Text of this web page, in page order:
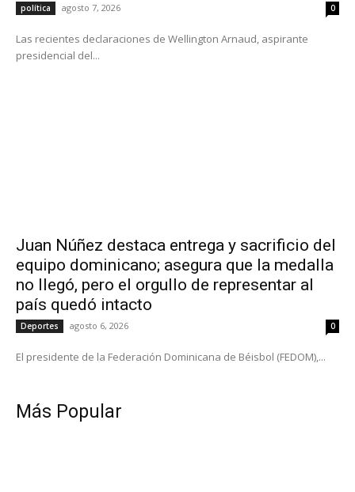
política agosto 7, 2026 0
Las recientes declaraciones de Wellington Arnaud, aspirante
presidencial del...
Juan Núñez destaca entrega y sacrificio del
equipo dominicano; asegura que la medalla
no llegó, pero el orgullo de representar al
país quedó intacto
Deportes agosto 6, 2026 0
El presidente de la Federación Dominicana de Béisbol (FEDOM),...
Más Popular